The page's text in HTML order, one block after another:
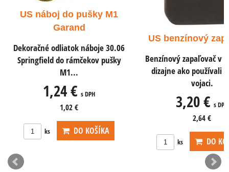
Benzínový zapaľovač v rovnakom
dizajne ako používali americkí
vojaci.
3,20 €
DO KOŠÍKA
Dekoračné odliatok
ACP do pištolí a
0,78 €s
0,65 €